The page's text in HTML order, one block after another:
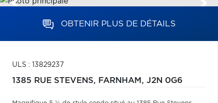
OBTENIR PLUS DE DÉTAILS
ULS : 13829237
1385 RUE STEVENS, FARNHAM, J2N 0G6